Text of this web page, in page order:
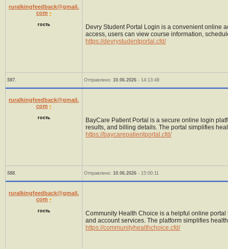
ruralkingfeedback@gmail.
com •
гость
Devry Student Portal Login is a convenient online
access, users can view course information,
https://devrystudentportal.cfd/
587. Отправлено: 10.06.2026 - 14:13:48
ruralkingfeedback@gmail.
com •
гость
BayCare Patient Portal is a secure online login
results, and billing details. The portal simplifies
https://baycarepatientportal.cfd/
588. Отправлено: 10.06.2026 - 15:00:11
ruralkingfeedback@gmail.
com •
гость
Community Health Choice is a helpful online
and account services. The platform simplifies
https://communityhealthchoice.cfd/